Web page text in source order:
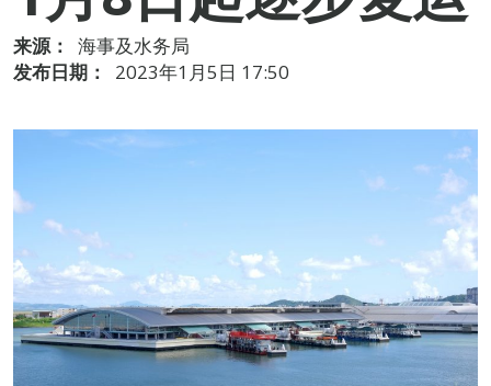
来源：
海事及水务局
发布日期：
2023年1月5日 17:50